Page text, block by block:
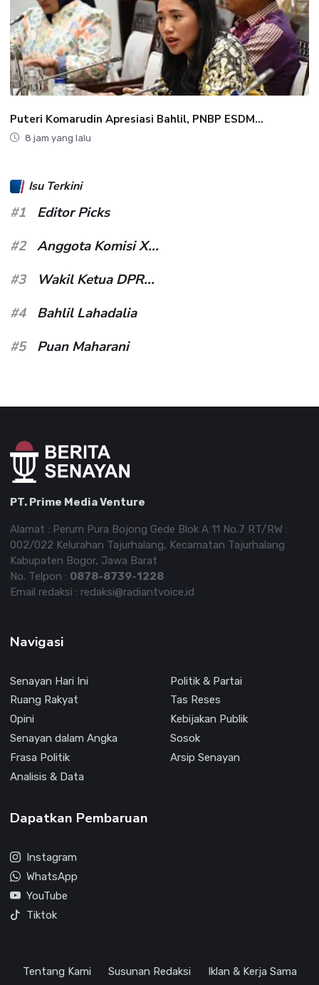
Puteri Komarudin Apresiasi Bahlil, PNBP ESDM...
8 jam yang lalu
Isu Terkini
#1
Editor Picks
#2
Anggota Komisi X...
#3
Wakil Ketua DPR...
#4
Bahlil Lahadalia
#5
Puan Maharani
PT. Prime Media Venture
Alamat : Perum Pura Bojong Gede Blok A 11 No.7 RT/RW :
002/022 Kelurahan Tajurhalang, Kecamatan Tajurhalang
Kabupaten Bogor, Jawa Barat
No. Telpon : 0878-8739-1228
Email redaksi : redaksi@radiantvoice.id
Navigasi
Senayan Hari Ini
Politik & Partai
Ruang Rakyat
Tas Reses
Opini
Kebijakan Publik
Senayan dalam Angka
Sosok
Frasa Politik
Arsip Senayan
Analisis & Data
Dapatkan Pembaruan
Instagram
WhatsApp
YouTube
Tiktok
Tentang Kami Susunan Redaksi Iklan & Kerja Sama